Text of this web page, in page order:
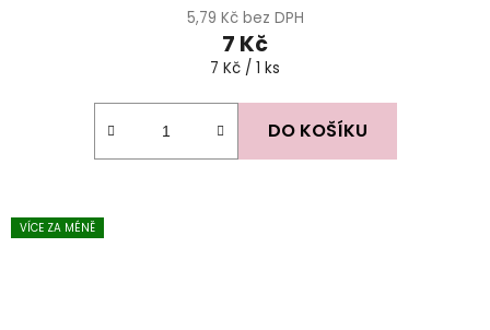
5,79 Kč bez DPH
7 Kč
Měrná
7 Kč / 1 ks
DO KOŠÍKU
VÍCE ZA MÉNĚ